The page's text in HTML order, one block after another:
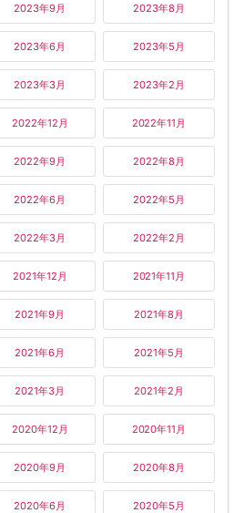
2023年9月 2023年8月
2023年6月 2023年5月
2023年3月 2023年2月
2022年12月 2022年11月
2022年9月 2022年8月
2022年6月 2022年5月
2022年3月 2022年2月
2021年12月 2021年11月
2021年9月 2021年8月
2021年6月 2021年5月
2021年3月 2021年2月
2020年12月 2020年11月
2020年9月 2020年8月
2020年6月 2020年5月